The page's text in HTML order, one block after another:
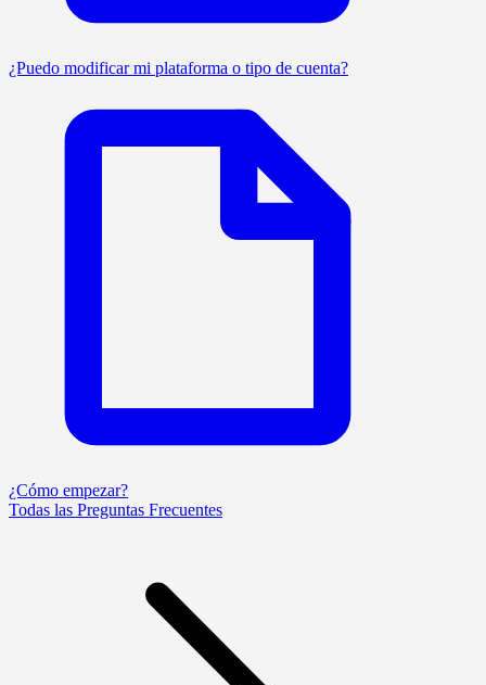
¿Puedo modificar mi plataforma o tipo de cuenta?
¿Cómo empezar?
Todas las Preguntas Frecuentes